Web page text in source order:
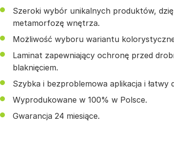
Szeroki wybór unikalnych produktów,
metamorfozę wnętrza.
Możliwość wyboru wariantu
Laminat zapewniający ochronę przed
blaknięciem.
Szybka i bezproblemowa aplikacja i łatwy
Wyprodukowane w 100% w Polsce.
Gwarancja 24 miesiące.